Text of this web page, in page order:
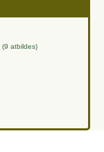
(9 atbildes)